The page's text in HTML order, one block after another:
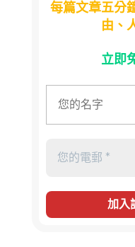
每篇文章五分
由、
立即